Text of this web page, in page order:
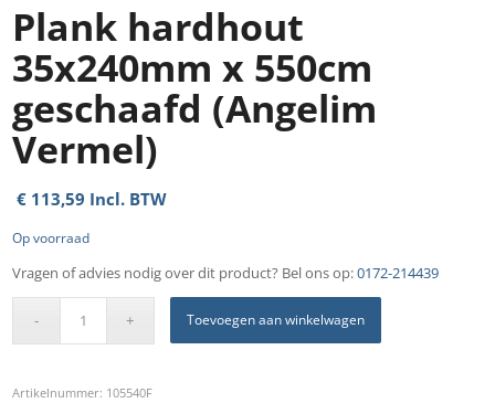
Plank hardhout
35x240mm x 550cm
geschaafd (Angelim
Vermel)
€ 113,59 Incl. BTW
Op voorraad
Vragen of advies nodig over dit product? Bel ons op:0172-214439
Toevoegen aan winkelwagen
Artikelnummer: 105540F